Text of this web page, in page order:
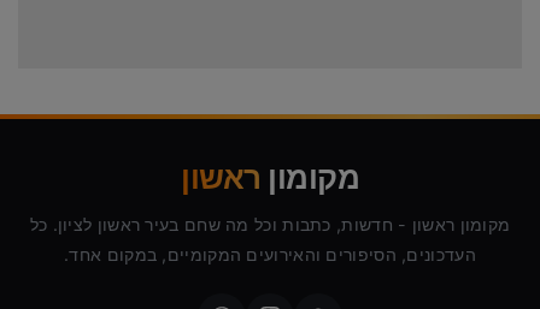
מקומון ראשון
מקומון ראשון - חדשות, כתבות וכל מה שחם בעיר ראשון לציון. כל
העדכונים, הסיפורים והאירועים המקומיים, במקום אחד.